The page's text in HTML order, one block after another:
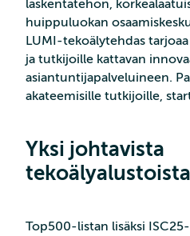
laskentatehon,
huippuluokan
LUMI-tekoälytehdas
ja tutkijoille kattavan
asiantuntijapalveluineen.
akateemisille tutkijoille,
Yksi johtavista
Top500-listan lisäksi